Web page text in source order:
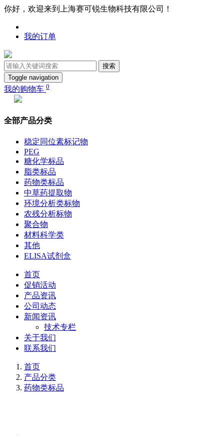
你好，欢迎来到上海赛可锐生物科技有限公司！
我的订单
搜索
Toggle navigation
我的购物车 0
全部产品分类
稳定同位素标记物
PEG
糖化学标品
脂类标品
药物类标品
中草药提取物
环境分析类标物
农残分析标物
聚合物
材料科学类
其他
ELISA试剂盒
首页
促销活动
产品资讯
公司动态
新闻资讯
技术专栏
关于我们
联系我们
首页
产品分类
药物类标品